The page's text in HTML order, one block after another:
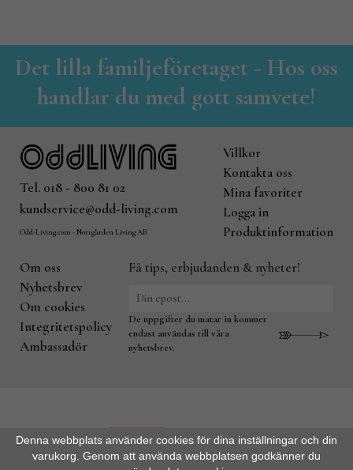
Det lilla familjeföretaget - Hos oss
handlar du med gott samvete!
Tel. 018 - 800 81 02
kundservice@odd-living.com
Odd-Living.com - Norrgården Living AB
Villkor
Kontakta oss
Mina favoriter
Logga in
Produktinformation
Om oss
Nyhetsbrev
Om cookies
Integritetspolicy
Ambassadör
Få tips, erbjudanden & nyheter!
De uppgifter du matar in kommer
endast användas till våra
nyhetsbrev.
Denna webbplats använder cookies för dina inställningar och din
varukorg. Genom att använda webbplatsen godkänner du